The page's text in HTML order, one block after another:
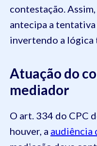
contestação.
antecipa a
invertendo a
Atuação do
mediador
O art. 334 do CPC
houver, a audiência